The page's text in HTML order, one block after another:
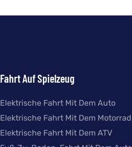
Fahrt Auf Spielzeug
Elektrische Fahrt Mit Dem Auto
Elektrische Fahrt Mit Dem Motorrad
Elektrische Fahrt Mit Dem ATV